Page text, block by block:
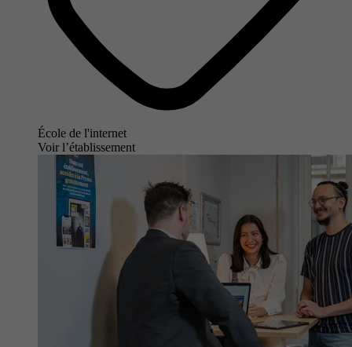
École de l'internet
Voir l’établissement